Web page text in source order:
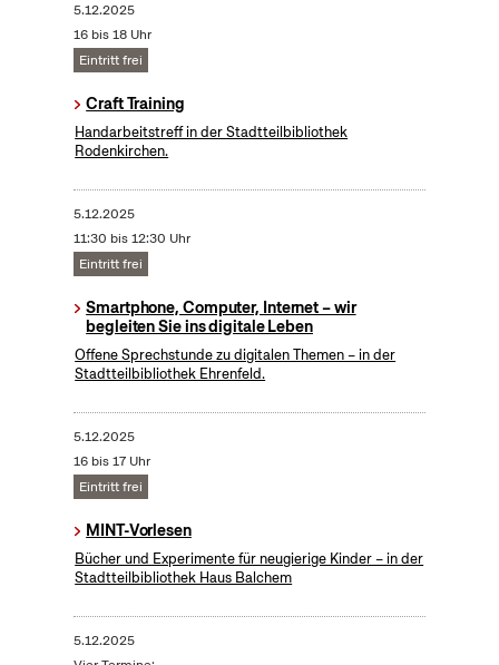
5.12.2025
16 bis 18 Uhr
Eintritt frei
Craft Training
Handarbeitstreff in der Stadtteilbibliothek
Rodenkirchen.
5.12.2025
11:30 bis 12:30 Uhr
Eintritt frei
Smartphone, Computer, Internet – wir
begleiten Sie ins digitale Leben
Offene Sprechstunde zu digitalen Themen – in der
Stadtteilbibliothek Ehrenfeld.
5.12.2025
16 bis 17 Uhr
Eintritt frei
MINT-Vorlesen
Bücher und Experimente für neugierige Kinder – in der
Stadtteilbibliothek Haus Balchem
5.12.2025